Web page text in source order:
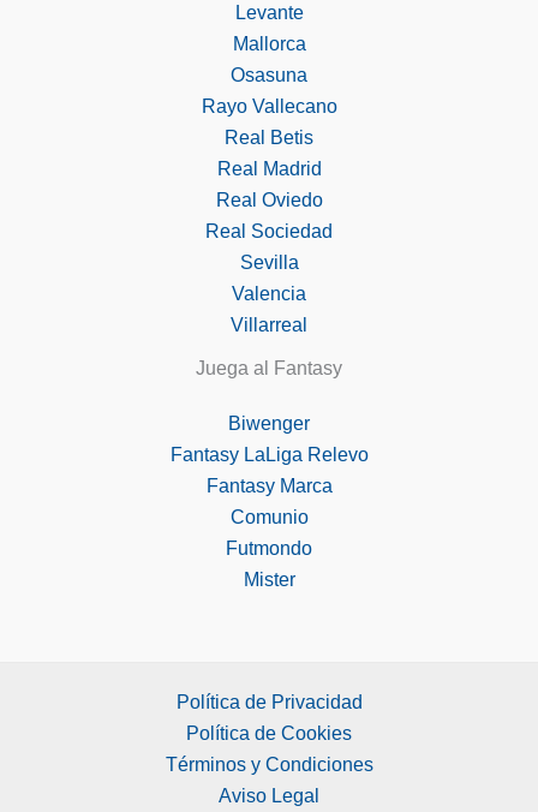
Levante
Mallorca
Osasuna
Rayo Vallecano
Real Betis
Real Madrid
Real Oviedo
Real Sociedad
Sevilla
Valencia
Villarreal
Juega al Fantasy
Biwenger
Fantasy LaLiga Relevo
Fantasy Marca
Comunio
Futmondo
Mister
Política de Privacidad
Política de Cookies
Términos y Condiciones
Aviso Legal